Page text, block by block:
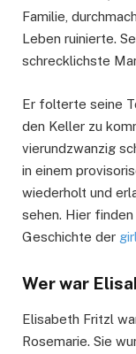
Familie,
Leben ruinierte.
schrecklichste
Er folterte seine
den Keller zu
vierundzwanzig
in einem
wiederholt und
sehen. Hier
Geschichte der
Wer war
Elisabeth Fritzl
Rosemarie. Sie